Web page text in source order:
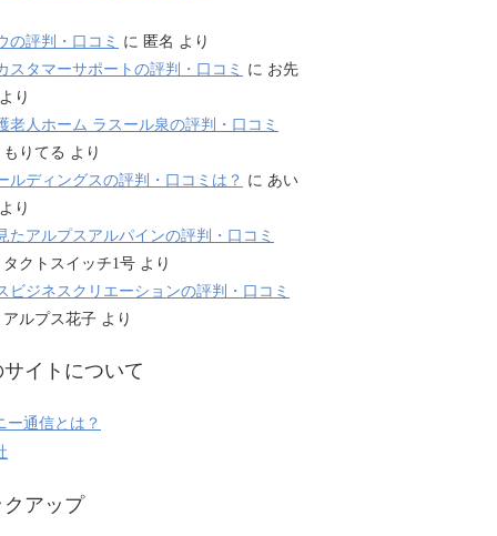
の評判・口コミ に 匿名 より
スタマーサポートの評判・口コミ に お先
り
老人ホーム ラスール泉の評判・口コミ
もりてる より
ルディングスの評判・口コミは？ に あい
り
たアルプスアルパインの評判・口コミ
タクトスイッチ1号 より
ビジネスクリエーションの評判・口コミ
アルプス花子 より
イトについて
ー通信とは？
クアップ